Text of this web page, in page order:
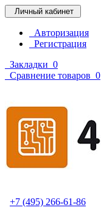
Личный кабинет
Авторизация
Регистрация
Закладки 0
Сравнение товаров 0
+7 (495) 266-61-86